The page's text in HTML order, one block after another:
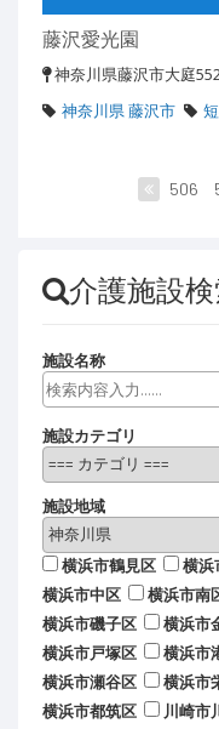
藤沢愛光園
神奈川県藤沢市大庭
神奈川県 藤沢市
506
介護施設
施設名称
施設カテゴリ
施設地域
横浜市鶴見区 横浜
横浜市中区
横浜市南
横浜市磯子区
横浜市
横浜市戸塚区
横浜市
横浜市瀬谷区
横浜市
横浜市都筑区
川崎市